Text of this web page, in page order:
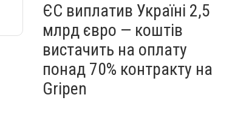
ЄС виплатив Україні 2,5
млрд євро — коштів
вистачить на оплату
понад 70% контракту на
Gripen